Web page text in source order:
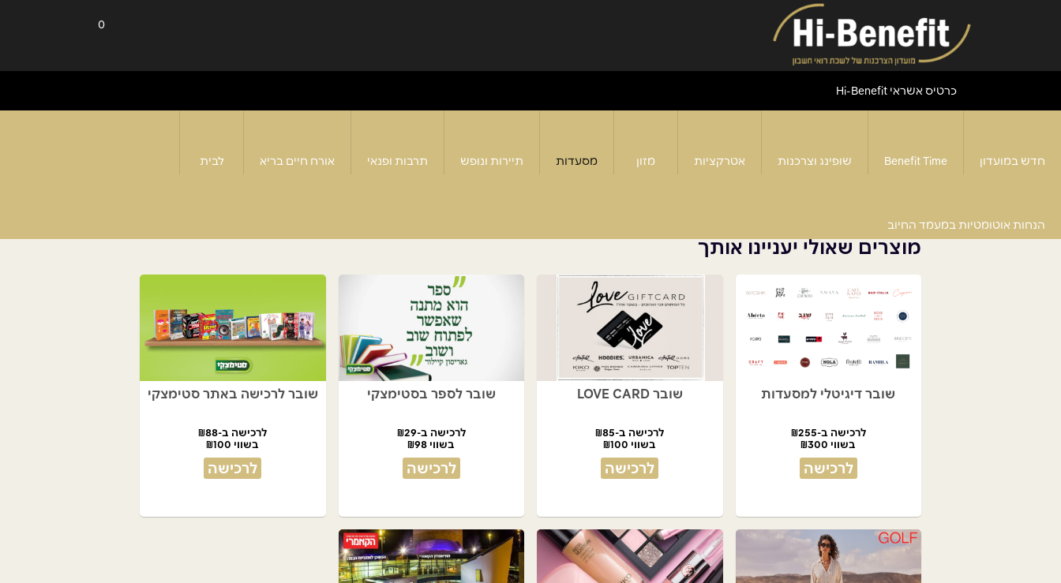
0
כרטיס אשראי Hi-Benefit
חדש במועדון Benefit Time שופינג וצרכנות אטרקציות מזון מסעדות תיירות ונופש תרבות ופנאי אורח חיים בריא לבית
הנחות אוטומטיות במעמד החיוב
מוצרים שאולי יעניינו אותך
שובר דיגיטלי למסעדות
לרכישה ב-₪255
בשווי ₪300
לרכישה
שובר LOVE CARD
לרכישה ב-₪85
בשווי ₪100
לרכישה
שובר לספר בסטימצקי
לרכישה ב-₪29
בשווי ₪98
לרכישה
שובר לרכישה באתר סטימצקי
לרכישה ב-₪88
בשווי ₪100
לרכישה